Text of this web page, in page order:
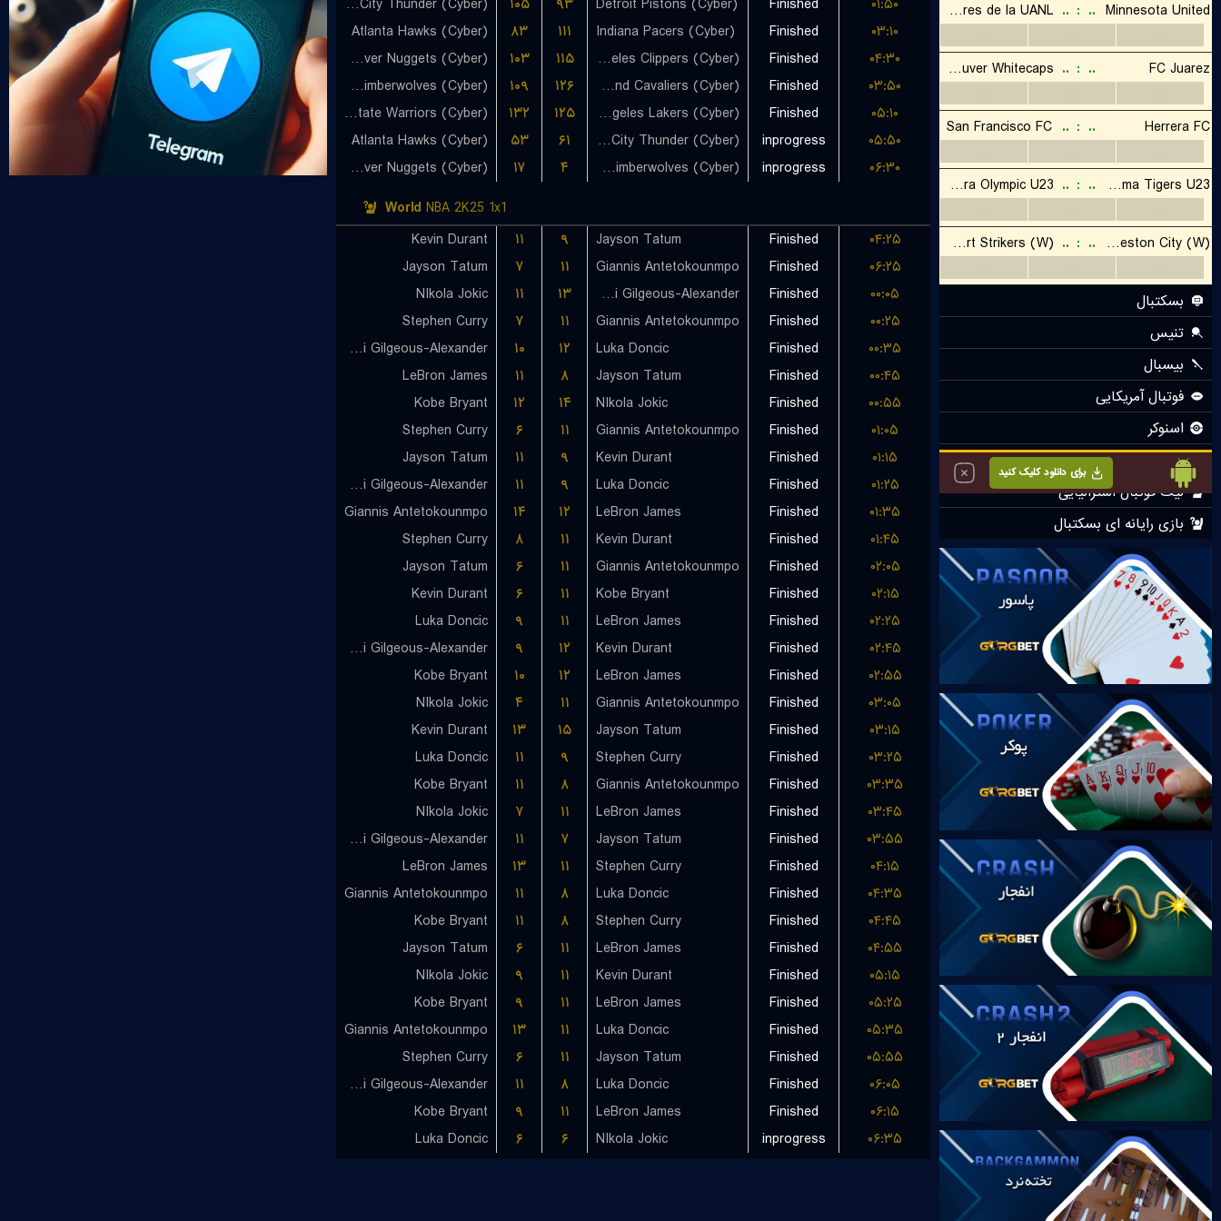
Oklahoma City Thunder (Cyber)
۱۰۵ ۹۳ Detroit Pistons (Cyber) Finished
۰۱:۵۰
Atlanta Hawks (Cyber)
۸۳ ۱۱۱ Indiana Pacers (Cyber) Finished
۰۳:۱۰
Denver Nuggets (Cyber)
۱۰۳ ۱۱۵ Los Angeles Clippers (Cyber) Finished
۰۴:۳۰
Minnesota Timberwolves (Cyber)
۱۰۹ ۱۲۶ Cleveland Cavaliers (Cyber) Finished
۰۳:۵۰
Golden State Warriors (Cyber)
۱۳۲ ۱۲۵ Los Angeles Lakers (Cyber) Finished
۰۵:۱۰
Atlanta Hawks (Cyber)
۵۳ ۶۱ Oklahoma City Thunder (Cyber) inprogress
۰۵:۵۰
Denver Nuggets (Cyber)
۱۷ ۴ Minnesota Timberwolves (Cyber) inprogress
۰۶:۳۰
World NBA 2K25 1x1
Kevin Durant
۱۱ ۹ Jayson Tatum Finished
۰۴:۲۵
Jayson Tatum
۷ ۱۱ Giannis Antetokounmpo Finished
۰۶:۲۵
NIkola Jokic
۱۱ ۱۳ Shai Gilgeous-Alexander Finished
۰۰:۰۵
Stephen Curry
۷ ۱۱ Giannis Antetokounmpo Finished
۰۰:۲۵
Shai Gilgeous-Alexander
۱۰ ۱۲ Luka Doncic Finished
۰۰:۳۵
LeBron James
۱۱ ۸ Jayson Tatum Finished
۰۰:۴۵
Kobe Bryant
۱۲ ۱۴ NIkola Jokic Finished
۰۰:۵۵
Stephen Curry
۶ ۱۱ Giannis Antetokounmpo Finished
۰۱:۰۵
Jayson Tatum
۱۱ ۹ Kevin Durant Finished
۰۱:۱۵
Shai Gilgeous-Alexander
۱۱ ۹ Luka Doncic Finished
۰۱:۲۵
Giannis Antetokounmpo
۱۴ ۱۲ LeBron James Finished
۰۱:۳۵
Stephen Curry
۸ ۱۱ Kevin Durant Finished
۰۱:۴۵
Jayson Tatum
۶ ۱۱ Giannis Antetokounmpo Finished
۰۲:۰۵
Kevin Durant
۶ ۱۱ Kobe Bryant Finished
۰۲:۱۵
Luka Doncic
۹ ۱۱ LeBron James Finished
۰۲:۲۵
Shai Gilgeous-Alexander
۹ ۱۲ Kevin Durant Finished
۰۲:۴۵
Kobe Bryant
۱۰ ۱۲ LeBron James Finished
۰۲:۵۵
NIkola Jokic
۴ ۱۱ Giannis Antetokounmpo Finished
۰۳:۰۵
Kevin Durant
۱۳ ۱۵ Jayson Tatum Finished
۰۳:۱۵
Luka Doncic
۱۱ ۹ Stephen Curry Finished
۰۳:۲۵
Kobe Bryant
۱۱ ۸ Giannis Antetokounmpo Finished
۰۳:۳۵
NIkola Jokic
۷ ۱۱ LeBron James Finished
۰۳:۴۵
Shai Gilgeous-Alexander
۱۱ ۷ Jayson Tatum Finished
۰۳:۵۵
LeBron James
۱۳ ۱۱ Stephen Curry Finished
۰۴:۱۵
Giannis Antetokounmpo
۱۱ ۸ Luka Doncic Finished
۰۴:۳۵
Kobe Bryant
۱۱ ۸ Stephen Curry Finished
۰۴:۴۵
Jayson Tatum
۶ ۱۱ LeBron James Finished
۰۴:۵۵
NIkola Jokic
۹ ۱۱ Kevin Durant Finished
۰۵:۱۵
Kobe Bryant
۹ ۱۱ LeBron James Finished
۰۵:۲۵
Giannis Antetokounmpo
۱۳ ۱۱ Luka Doncic Finished
۰۵:۳۵
Stephen Curry
۶ ۱۱ Jayson Tatum Finished
۰۵:۵۵
Shai Gilgeous-Alexander
۱۱ ۸ Luka Doncic Finished
۰۶:۰۵
Kobe Bryant
۹ ۱۱ LeBron James Finished
۰۶:۱۵
Luka Doncic
۶ ۶ NIkola Jokic inprogress ۰۶:۳۵